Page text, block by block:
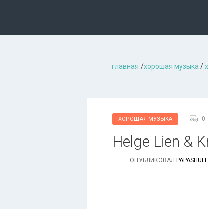
главная /хорошая музыкa /
ХОРОШАЯ МУЗЫКА 0
Helge Lien &
ОПУБЛИКОВАЛ